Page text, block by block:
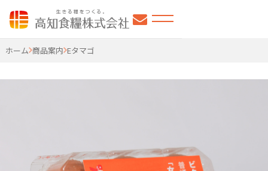
高知食糧株式会社
ホーム 商品案内 Eタマゴ